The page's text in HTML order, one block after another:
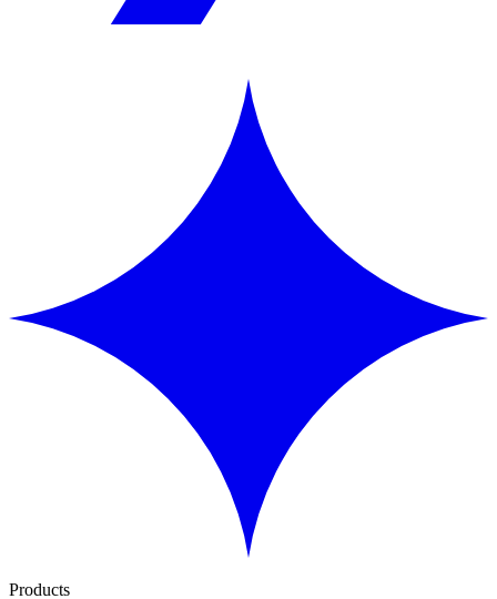
Products